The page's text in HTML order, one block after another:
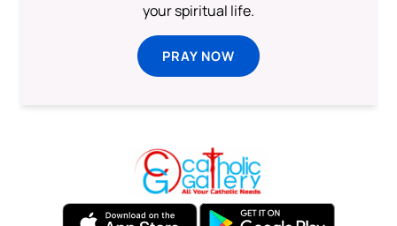
your spiritual life.
PRAY NOW